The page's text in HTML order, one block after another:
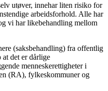
utøver, innehar liten risiko for
arbeidsforhold. Alle har
vi har likebehandling mellom
(saksbehandling) fra offentlig
det er dårlige
menneskerettigheter i
(RA), fylkeskommuner og